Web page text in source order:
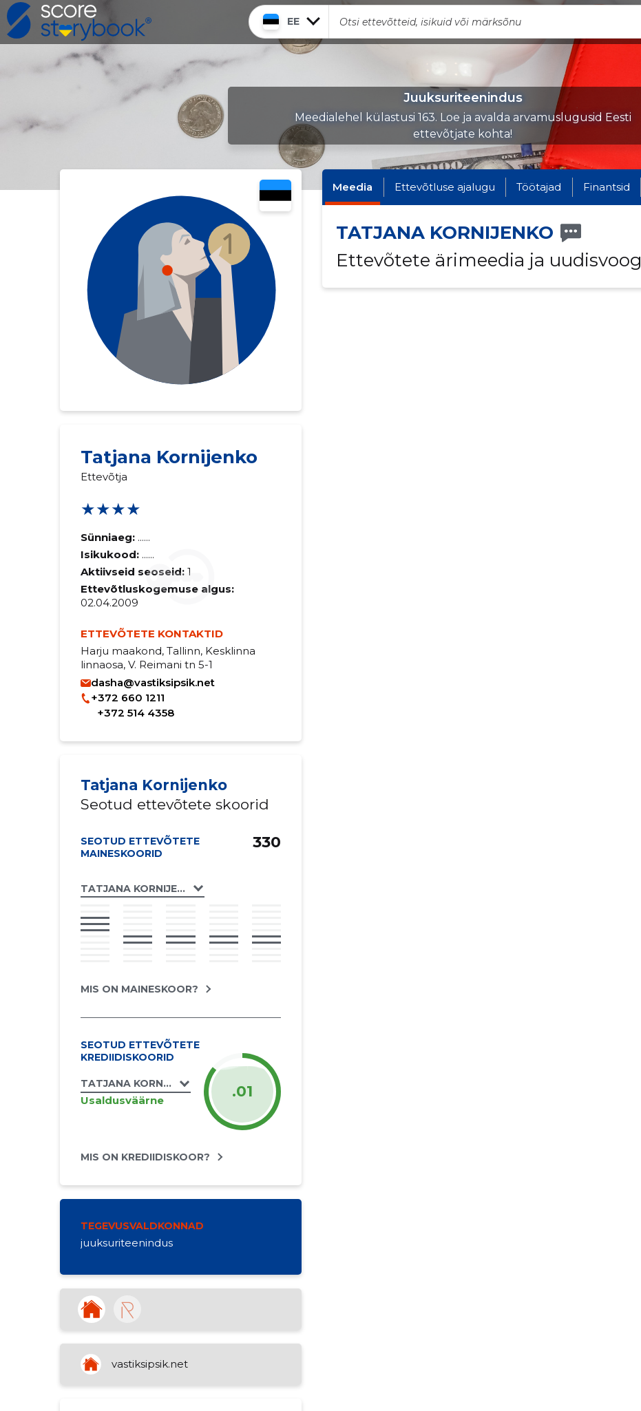
EE
Juuksuriteenindus
Meedialehel külastusi 163. Loe ja avalda arvamuslugusid Eesti
ettevõtjate kohta!
Tatjana Kornijenko
Ettevõtja
★★★★
Sünniaeg: ......
Isikukood: ......
Aktiivseid seoseid: 1
Ettevõtluskogemuse algus:
02.04.2009
ETTEVÕTETE KONTAKTID
Harju maakond, Tallinn, Kesklinna
linnaosa, V. Reimani tn 5-1
dasha@vastiksipsik.net
+372 660 1211
+372 514 4358
Tatjana Kornijenko
Seotud ettevõtete skoorid
SEOTUD ETTEVÕTETE
MAINESKOORID
TATJANA KORNIJENKO FIE
330
MIS ON MAINESKOOR?
SEOTUD ETTEVÕTETE
KREDIIDISKOORID
TATJANA KORNIJENKO FIE
Usaldusväärne .01
MIS ON KREDIIDISKOOR?
TEGEVUSVALDKONNAD
juuksuriteenindus
vastiksipsik.net
Meedia Ettevõtluse ajalugu Töötajad Finantsid
TATJANA KORNIJENKO
Ettevõtete ärimeedia ja uudisvoog